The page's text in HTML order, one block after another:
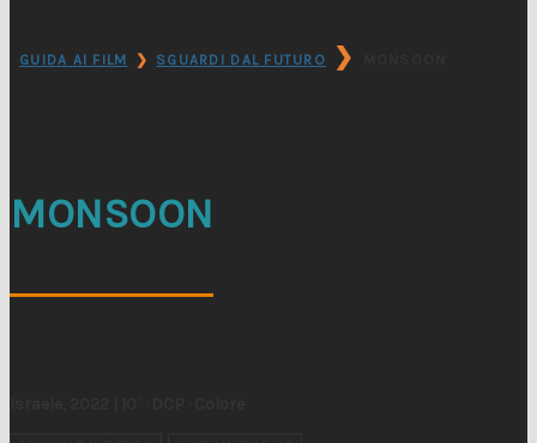
GUIDA AI FILM ❯ SGUARDI DAL FUTURO ❯
MONSOON